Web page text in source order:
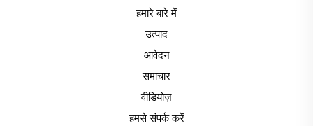
हमारे बारे में
उत्पाद
आवेदन
समाचार
वीडियोज़
हमसे संपर्क करें